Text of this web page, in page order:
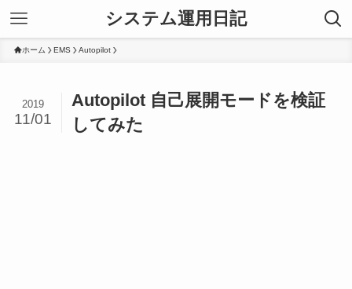
システム運用日記
ホーム EMS Autopilot
Autopilot 自己展開モードを検証
してみた
2019
11/01